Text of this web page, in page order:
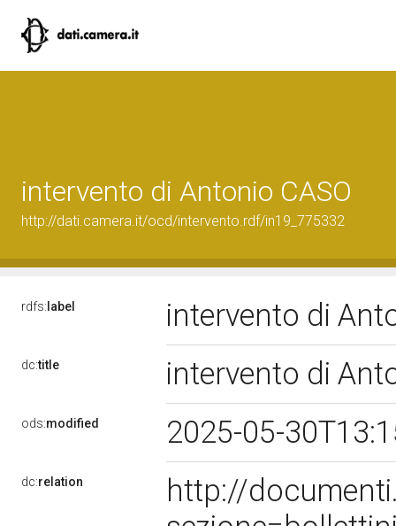
intervento di Antonio CASO
http://dati.camera.it/ocd/intervento.rdf/in19_775332
rdfs: label intervento di
dc:title intervento di
ods:modified 2025-05-
dc:relation
http://